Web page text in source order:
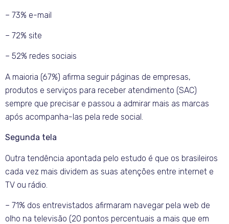
– 73% e-mail
– 72% site
– 52% redes sociais
A maioria (67%) afirma seguir páginas de empresas,
produtos e serviços para receber atendimento (SAC)
sempre que precisar e passou a admirar mais as marcas
após acompanha-las pela rede social.
Segunda tela
Outra tendência apontada pelo estudo é que os brasileiros
cada vez mais dividem as suas atenções entre internet e
TV ou rádio.
– 71% dos entrevistados afirmaram navegar pela web de
olho na televisão (20 pontos percentuais a mais que em